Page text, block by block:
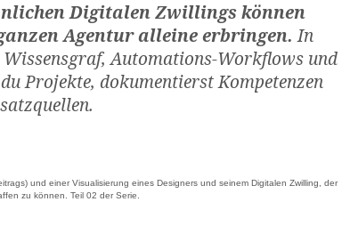
Digitalen Zwillings können
Agentur alleine erbringen. In
Automations-Workflows und
Projekte, dokumentierst Kompetenzen